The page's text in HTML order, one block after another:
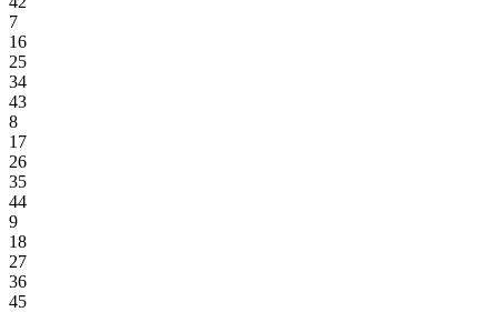
7
16
25
34
43
8
17
26
35
44
9
18
27
36
45